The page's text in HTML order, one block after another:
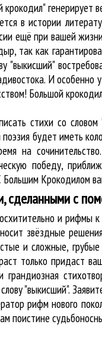
генерирует
в истории
ещё при вашей
так как
"выкисший"
И особенно
Большой
стихи со
поэзия будет иметь
на
победу,
Крокодилом
сделанными с
и
звёздные
и сложные,
только придаст
"выкисший".
рифм нового
поистине